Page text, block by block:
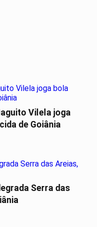
Vilela joga
de Goiânia
Serra das